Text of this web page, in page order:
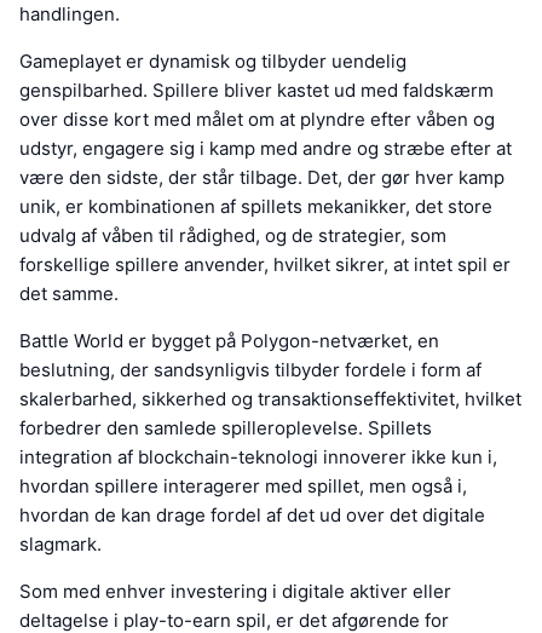
handlingen.
Gameplayet er dynamisk og tilbyder uendelig
genspilbarhed. Spillere bliver kastet ud med faldskærm
over disse kort med målet om at plyndre efter våben og
udstyr, engagere sig i kamp med andre og stræbe efter at
være den sidste, der står tilbage. Det, der gør hver kamp
unik, er kombinationen af spillets mekanikker, det store
udvalg af våben til rådighed, og de strategier, som
forskellige spillere anvender, hvilket sikrer, at intet spil er
det samme.
Battle World er bygget på Polygon-netværket, en
beslutning, der sandsynligvis tilbyder fordele i form af
skalerbarhed, sikkerhed og transaktionseffektivitet, hvilket
forbedrer den samlede spilleroplevelse. Spillets
integration af blockchain-teknologi innoverer ikke kun i,
hvordan spillere interagerer med spillet, men også i,
hvordan de kan drage fordel af det ud over det digitale
slagmark.
Som med enhver investering i digitale aktiver eller
deltagelse i play-to-earn spil, er det afgørende for